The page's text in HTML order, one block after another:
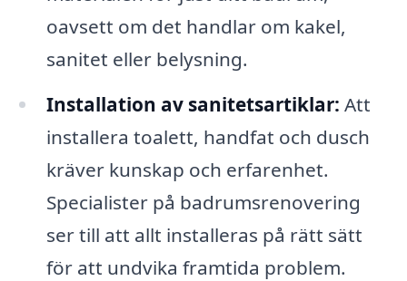
oavsett om det handlar om kakel,
sanitet eller belysning.
Installation av sanitetsartiklar: Att
installera toalett, handfat och dusch
kräver kunskap och erfarenhet.
Specialister på badrumsrenovering
ser till att allt installeras på rätt sätt
för att undvika framtida problem.